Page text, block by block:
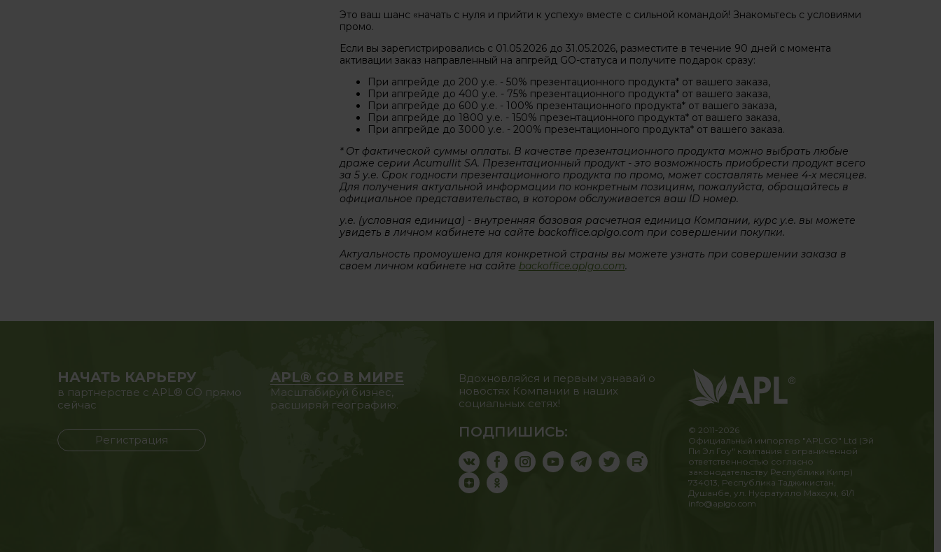
Это ваш шанс «начать с нуля и прийти к успеху» вместе с сильной командой! Знакомьтесь с условиями
промо.
Если вы зарегистрировались с 01.05.2026 до 31.05.2026, разместите в течение 90 дней с момента
активации заказ направленный на апгрейд GO-статуса и получите подарок сразу:
При апгрейде до 200 у.е. - 50% презентационного продукта* от вашего заказа,
При апгрейде до 400 у.е. - 75% презентационного продукта* от вашего заказа,
При апгрейде до 600 у.е. - 100% презентационного продукта* от вашего заказа,
При апгрейде до 1800 у.е. - 150% презентационного продукта* от вашего заказа,
При апгрейде до 3000 у.е. - 200% презентационного продукта* от вашего заказа.
* От фактической суммы оплаты. В качестве презентационного продукта можно выбрать любые
драже серии Acumullit SA. Презентационный продукт - это возможность приобрести продукт всего
за 5 у.е. Срок годности презентационного продукта по промо, может составлять менее 4-х месяцев.
Для получения актуальной информации по конкретным позициям, пожалуйста, обращайтесь в
официальное представительство, в котором обслуживается ваш ID номер.
у.е. (условная единица) - внутренняя базовая расчетная единица Компании, курс у.е. вы можете
увидеть в личном кабинете на сайте backoffice.aplgo.com при совершении покупки.
Актуальность промоушена для конкретной страны вы можете узнать при совершении заказа в
своем личном кабинете на сайте backoffice.aplgo.com.
НАЧАТЬ КАРЬЕРУ
в партнерстве с APL® GO прямо
сейчас
Регистрация
APL® GO В МИРЕ
Масштабируй бизнес,
расширяй географию.
Вдохновляйся и первым узнавай о
новостях Компании в наших
социальных сетях!
ПОДПИШИСЬ:
© 2011-2026
Официальный импортер "APLGO" Ltd (Эй
Пи Эл Гоу" компания с ограниченной
ответственностью согласно
законодательству Республики Кипр)
734013, Республика Таджикистан,
Душанбе, ул. Нусратулло Махсум, 61/1
info@aplgo.com